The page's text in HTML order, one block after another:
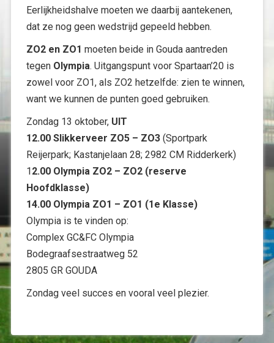
Eerlijkheidshalve moeten we daarbij aantekenen,
dat ze nog geen wedstrijd gepeeld hebben.
ZO2 en ZO1 moeten beide in Gouda aantreden
tegen Olympia. Uitgangspunt voor Spartaan’20 is
zowel voor ZO1, als ZO2 hetzelfde: zien te winnen,
want we kunnen de punten goed gebruiken.
Zondag 13 oktober, UIT
12.00 Slikkerveer ZO5 – ZO3 (Sportpark
Reijerpark; Kastanjelaan 28; 2982 CM Ridderkerk)
12.00 Olympia ZO2 – ZO2 (reserve
Hoofdklasse)
14.00 Olympia ZO1 – ZO1 (1e Klasse)
Olympia is te vinden op:
Complex GC&FC Olympia
Bodegraafsestraatweg 52
2805 GR GOUDA
Zondag veel succes en vooral veel plezier.